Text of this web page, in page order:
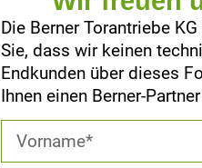
Die Berner Torantriebe
Sie, dass wir keinen
Endkunden über dieses
Ihnen einen Berner-